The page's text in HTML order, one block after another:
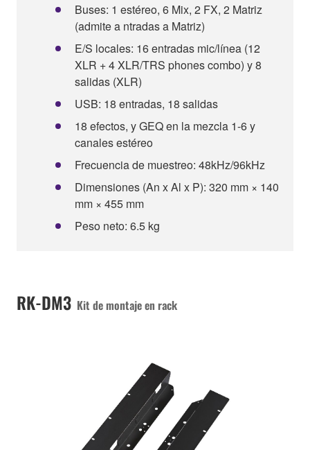
Buses: 1 estéreo, 6 Mix, 2 FX, 2 Matriz
(admite a ntradas a Matriz)
E/S locales: 16 entradas mic/línea (12
XLR + 4 XLR/TRS phones combo) y 8
salidas (XLR)
USB: 18 entradas, 18 salidas
18 efectos, y GEQ en la mezcla 1-6 y
canales estéreo
Frecuencia de muestreo: 48kHz/96kHz
Dimensiones (An x Al x P): 320 mm × 140
mm × 455 mm
Peso neto: 6.5 kg
RK-DM3 Kit de montaje en rack